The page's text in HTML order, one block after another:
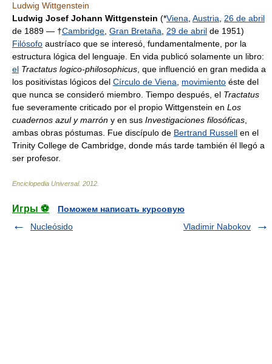
Ludwig Wittgenstein
Ludwig Josef Johann Wittgenstein (*Viena Austria
26 de abril
de 1889 — †Cambridge Gran Bretaña 29 de abril de 1951)
Filósofo austríaco que se interesó, fundamentalmente, por la
estructura lógica del lenguaje. En vida publicó solamente un libro:
el Tractatus logico-philosophicus , que influenció en gran medida a
los positivistas lógicos del Círculo de Viena movimiento éste del
que nunca se consideró miembro. Tiempo después, el Tractatus
fue severamente criticado por el propio Wittgenstein en Los
cuadernos azul y marrón y en sus Investigaciones filosóficas
ambas obras póstumas. Fue discípulo de Bertrand Russell en el
Trinity College de Cambridge, donde más tarde también él llegó a
ser profesor.
Enciclopedia Universal. 2012
Игры ⚽
Поможем написать курсовую
Nucleósido
Vladimir Nabokov